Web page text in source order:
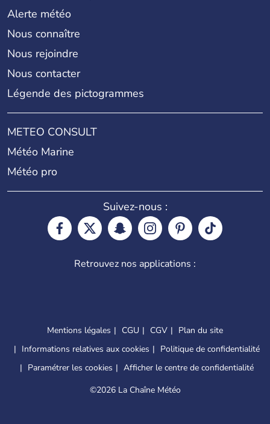
Alerte météo
Nous connaître
Nous rejoindre
Nous contacter
Légende des pictogrammes
METEO CONSULT
Météo Marine
Météo pro
Suivez-nous :
Retrouvez nos applications :
Mentions légales CGU CGV
Plan du site
Informations relatives aux cookies
Politique de confidentialité
Paramétrer les cookies
Afficher le centre de confidentialité
©2026 La Chaîne Météo